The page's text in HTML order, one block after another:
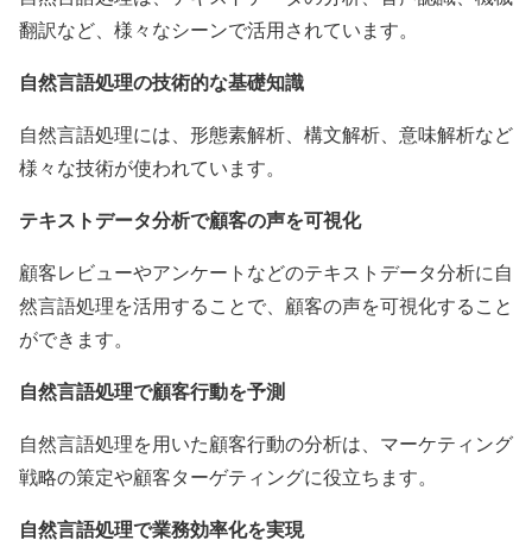
翻訳など、様々なシーンで活用されています。
自然言語処理の技術的な基礎知識
自然言語処理には、形態素解析、構文解析、意味解析など
様々な技術が使われています。
テキストデータ分析で顧客の声を可視化
顧客レビューやアンケートなどのテキストデータ分析に自
然言語処理を活用することで、顧客の声を可視化すること
ができます。
自然言語処理で顧客行動を予測
自然言語処理を用いた顧客行動の分析は、マーケティング
戦略の策定や顧客ターゲティングに役立ちます。
自然言語処理で業務効率化を実現